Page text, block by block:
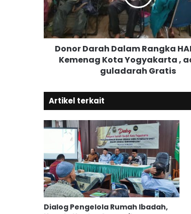
D
r
a
a
m
R
a
k
a
H
A
B
k
Donor Darah Dalam Rangka
Kemenag Kota Yogyakarta ,
guladarah Gratis
Artikel terkait
Dialog Pengelola Rumah Ibadah,